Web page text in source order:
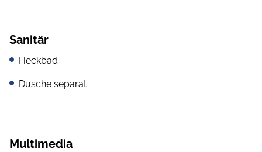
Sanitär
Heckbad
Dusche separat
Multimedia